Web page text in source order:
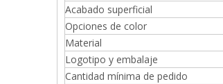
Acabado superficial
Opciones de color
Material
Logotipo y embalaje
Cantidad mínima de pedido